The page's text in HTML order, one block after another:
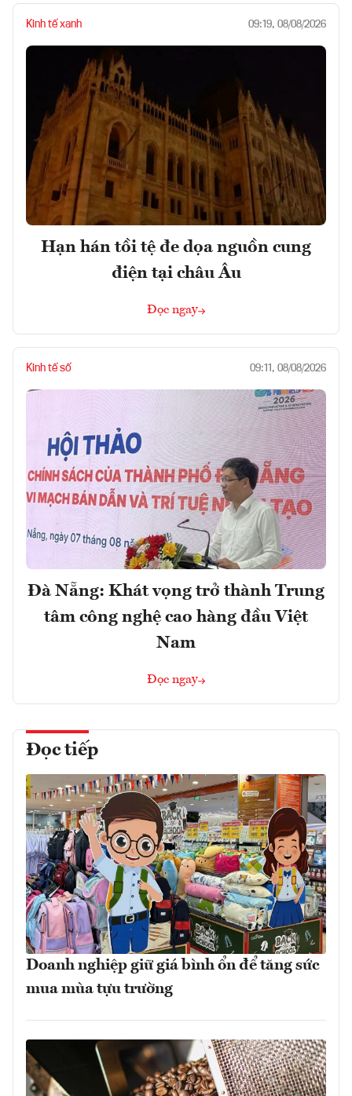
Kinh tế xanh 09:19, 08/08/2026
Hạn hán tồi tệ đe dọa nguồn cung
điện tại châu Âu
Đọc ngay
Kinh tế số 09:11, 08/08/2026
Đà Nẵng: Khát vọng trở thành Trung
tâm công nghệ cao hàng đầu Việt
Nam
Đọc ngay
Đọc tiếp
Doanh nghiệp giữ giá bình ổn để tăng sức
mua mùa tựu trường